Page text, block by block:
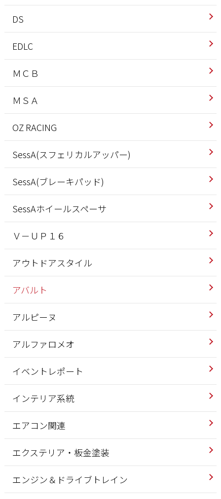
DS
EDLC
ＭＣＢ
ＭＳＡ
OZ RACING
SessA(スフェリカルアッパー)
SessA(ブレーキパッド)
SessAホイールスペーサ
Ｖ－ＵＰ１６
アウトドアスタイル
アバルト
アルピーヌ
アルファロメオ
イベントレポート
インテリア系統
エアコン関連
エクステリア・板金塗装
エンジン＆ドライブトレイン